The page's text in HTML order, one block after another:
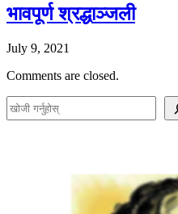
भावपूर्ण श्रद्धाञ्जली
July 9, 2021
Comments are closed.
e